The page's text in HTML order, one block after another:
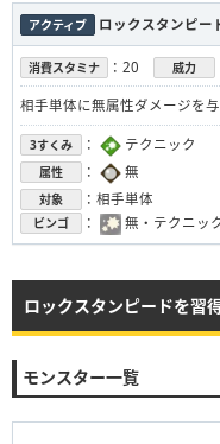
アクティブ ロックスタンピー
消費スタミナ ：20 威力
相手単体に無属性ダメージを
3すくみ ： テクニック
属性 ： 無
対象 ：相手単体
ビンゴ ： 無・テクニッ
ロックスタンピードを習
モンスター一覧